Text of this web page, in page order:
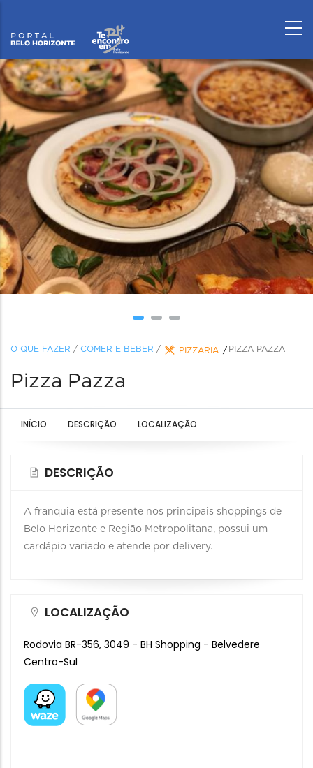
O QUE FAZER / COMER E BEBER / PIZZARIA PIZZA PAZZA
Pizza Pazza
INÍCIO DESCRIÇÃO LOCALIZAÇÃO
DESCRIÇÃO
A franquia está presente nos principais shoppings de
Belo Horizonte e Região Metropolitana, possui um
cardápio variado e atende por delivery.
LOCALIZAÇÃO
Rodovia BR-356, 3049 - BH Shopping - Belvedere
Centro-Sul